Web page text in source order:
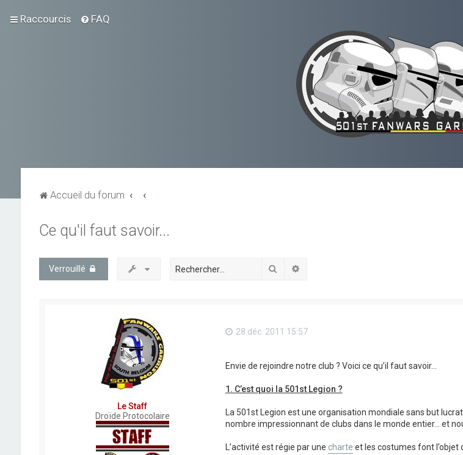
Raccourcis FAQ
Accueil du forum
Ce qu'il faut savoir...
Verrouillé Rechercher
Le Staff
Droïde Protocolaire
28 déc. 2011 15:57
Envie de rejoindre notre club ? Voici ce qu’il faut savoir…
1. C’est quoi la 501st Legion ?
La 501st Legion est une organisation mondiale sans but
nombre impressionnant de clubs dans le monde entier… et
L’activité est régie par une charte et les costumes font l’objet